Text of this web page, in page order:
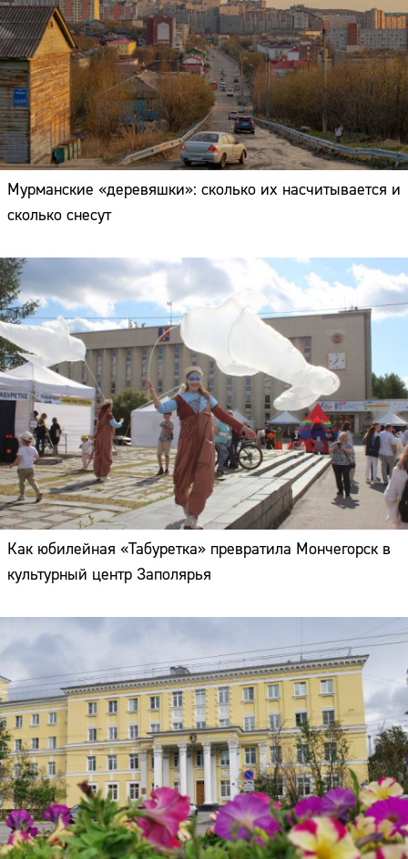
Мурманские «деревяшки»: сколько их насчитывается и
сколько снесут
Как юбилейная «Табуретка» превратила Мончегорск в
культурный центр Заполярья